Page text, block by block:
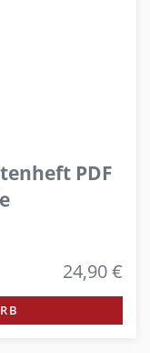
PDF
24,90 €